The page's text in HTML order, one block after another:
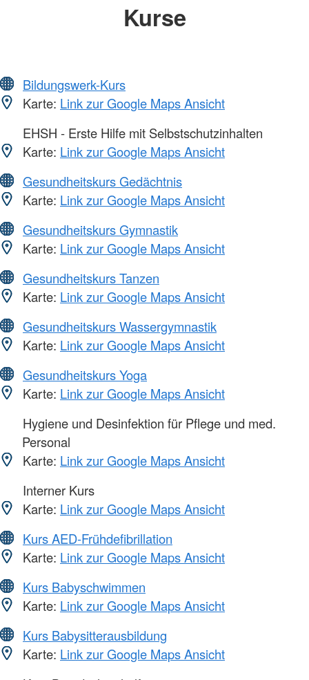
Kurse
Bildungswerk-Kurs
Karte: Link zur Google Maps Ansicht
EHSH - Erste Hilfe mit Selbstschutzinhalten
Karte: Link zur Google Maps Ansicht
Gesundheitskurs Gedächtnis
Karte: Link zur Google Maps Ansicht
Gesundheitskurs Gymnastik
Karte: Link zur Google Maps Ansicht
Gesundheitskurs Tanzen
Karte: Link zur Google Maps Ansicht
Gesundheitskurs Wassergymnastik
Karte: Link zur Google Maps Ansicht
Gesundheitskurs Yoga
Karte: Link zur Google Maps Ansicht
Hygiene und Desinfektion für Pflege und med.
Personal
Karte: Link zur Google Maps Ansicht
Interner Kurs
Karte: Link zur Google Maps Ansicht
Kurs AED-Frühdefibrillation
Karte: Link zur Google Maps Ansicht
Kurs Babyschwimmen
Karte: Link zur Google Maps Ansicht
Kurs Babysitterausbildung
Karte: Link zur Google Maps Ansicht